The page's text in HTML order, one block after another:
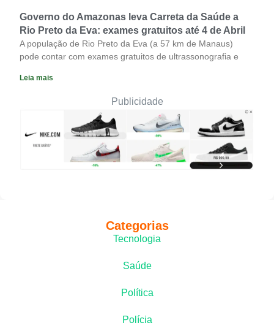
Governo do Amazonas leva Carreta da Saúde a
Rio Preto da Eva: exames gratuitos até 4 de Abril
A população de Rio Preto da Eva (a 57 km de Manaus)
pode contar com exames gratuitos de ultrassonografia e
Leia mais
Publicidade
Categorias
Tecnologia
Saúde
Política
Polícia